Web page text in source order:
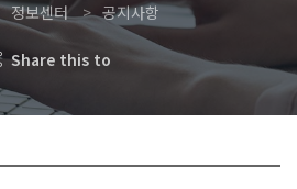
정보센터 공지사항
Share this to